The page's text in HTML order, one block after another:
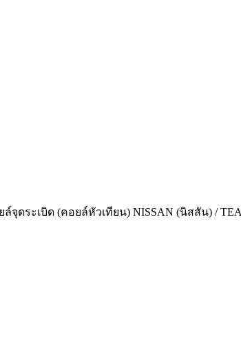
ล์จุดระเบิด (คอยล์หัวเทียน) NISSAN (นิสสัน) /